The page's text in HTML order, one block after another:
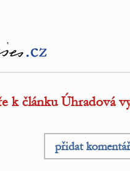
k článku Úhradová
přidat komentář